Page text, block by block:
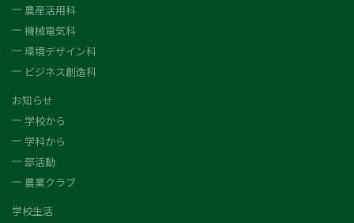
農産活用科
機械電気科
環境デザイン科
ビジネス創造科
お知らせ
学校から
学科から
部活動
農業クラブ
学校生活